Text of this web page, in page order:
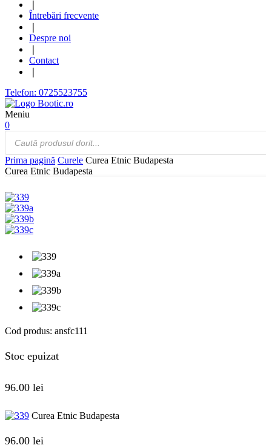
Întrebări frecvente
Despre noi
Contact
Telefon: 0725523755
Meniu
0
Products
search
Prima pagină Curele Curea Etnic Budapesta
Curea Etnic Budapesta
Cod produs: ansfc111
Stoc epuizat
96.00 lei
Curea Etnic Budapesta
96.00 lei